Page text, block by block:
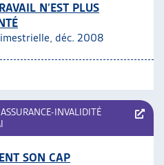
N’EST PLUS
déc. 2008
ASSURANCE-INVALIDITÉ
SON CAP